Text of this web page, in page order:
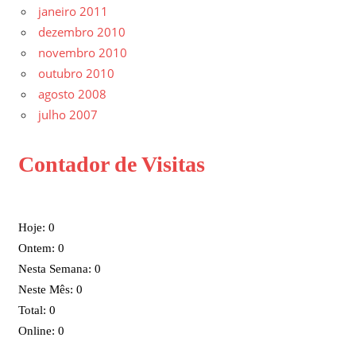
janeiro 2011
dezembro 2010
novembro 2010
outubro 2010
agosto 2008
julho 2007
Contador de Visitas
Hoje: 0
Ontem: 0
Nesta Semana: 0
Neste Mês: 0
Total: 0
Online: 0